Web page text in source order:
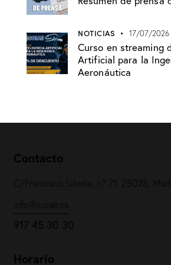
NOTICIAS 17/07/2026
Curso en streaming
Artificial para la
Aeronáutica
Contacto
C/Francisco Silvela, n.º 71, 28028,
info@coiae.es
917 45 30 30
Horario